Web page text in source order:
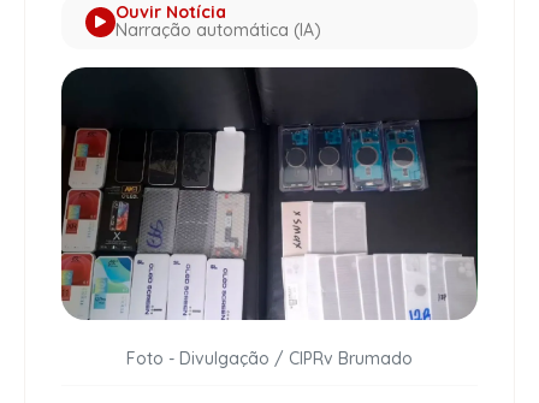
Ouvir Notícia
Narração automática (IA)
Foto - Divulgação / CIPRv Brumado